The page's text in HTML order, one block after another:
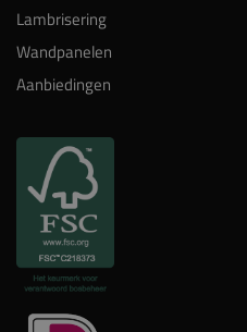
Lambrisering
Wandpanelen
Aanbiedingen